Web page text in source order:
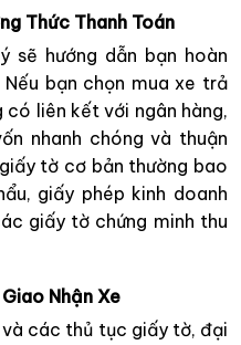
Thức Thanh Toán
sẽ hướng dẫn bạn hoàn
bạn chọn mua xe trả
liên kết với ngân hàng,
nhanh chóng và thuận
tờ cơ bản thường bao
giấy phép kinh doanh
giấy tờ chứng minh thu
Nhận Xe
các thủ tục giấy tờ, đại